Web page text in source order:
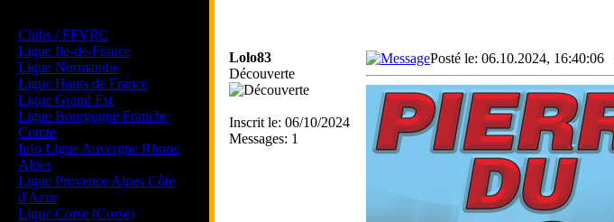
Clubs / FFVRC
Ligue Ile-de-France
Ligue Normandie
Ligue Hauts de France
Ligue Grand Est
Ligue Bourgogne Franche
Comte
Info Ligue Auvergne Rhone
Alpes
Ligue Provence Alpes Côte
d'Azur
Ligue Corse (Corse)
Lolo83
Découverte
Inscrit le: 06/10/2024
Messages: 1
Posté le: 06.10.2024, 16:40:06